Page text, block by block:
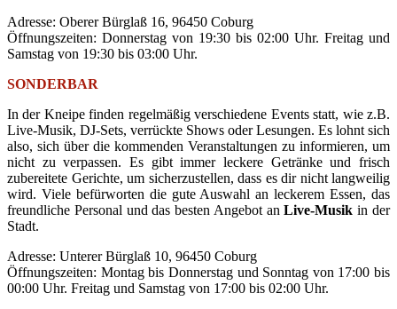
Adresse: Oberer Bürglaß 16, 96450 Coburg
Öffnungszeiten: Donnerstag von 19:30 bis 02:00 Uhr. Freitag und
Samstag von 19:30 bis 03:00 Uhr.
SONDERBAR
In der Kneipe finden regelmäßig verschiedene Events statt, wie z.B.
Live-Musik, DJ-Sets, verrückte Shows oder Lesungen. Es lohnt sich
also, sich über die kommenden Veranstaltungen zu informieren, um
nicht zu verpassen. Es gibt immer leckere Getränke und frisch
zubereitete Gerichte, um sicherzustellen, dass es dir nicht langweilig
wird. Viele befürworten die gute Auswahl an leckerem Essen, das
freundliche Personal und das besten Angebot an Live-Musik in der
Stadt.
Adresse: Unterer Bürglaß 10, 96450 Coburg
Öffnungszeiten: Montag bis Donnerstag und Sonntag von 17:00 bis
00:00 Uhr. Freitag und Samstag von 17:00 bis 02:00 Uhr.